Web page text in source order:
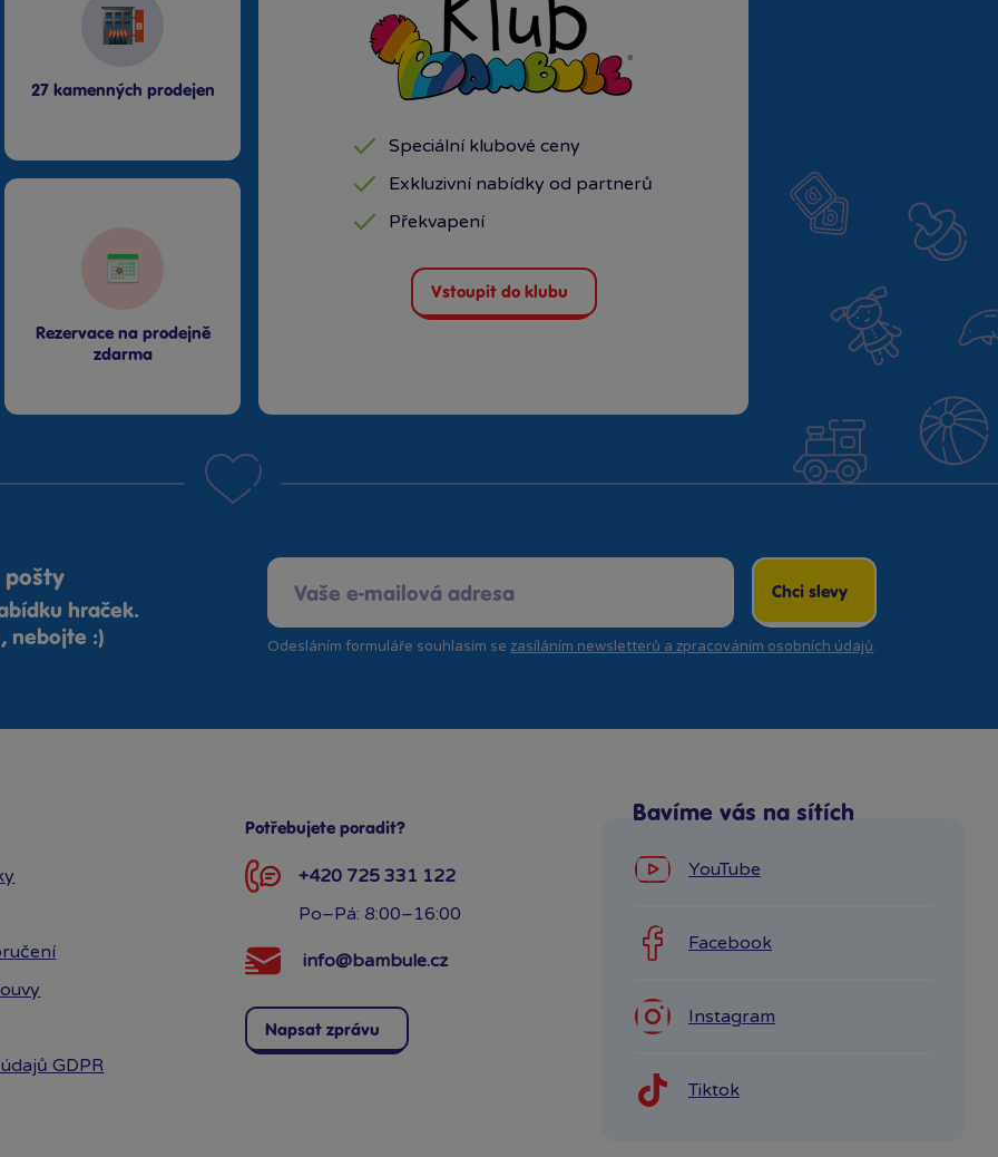
27 kamenných prodejen
Rezervace na prodejně
zdarma
Speciální klubové ceny
Exkluzivní nabídky od partnerů
Překvapení
Vstoupit do klubu
pošty
hraček.
nebojte :)
Chci slevy
Odesláním formuláře souhlasím se zasíláním newsletterů a zpracováním osobních údajů.
GDPR
Potřebujete poradit?
+420 725 331 122
Po–Pá: 8:00–16:00
info@bambule.cz
Napsat zprávu
Bavíme vás na sítích
YouTube
Facebook
Instagram
Tiktok